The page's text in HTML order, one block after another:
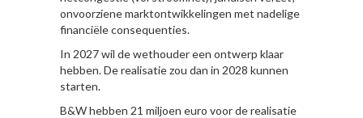
onvoorziene marktontwikkelingen met nadelige
financiële consequenties.
In 2027 wil de wethouder een ontwerp klaar
hebben. De realisatie zou dan in 2028 kunnen
starten.
B&W hebben 21 miljoen euro voor de realisatie